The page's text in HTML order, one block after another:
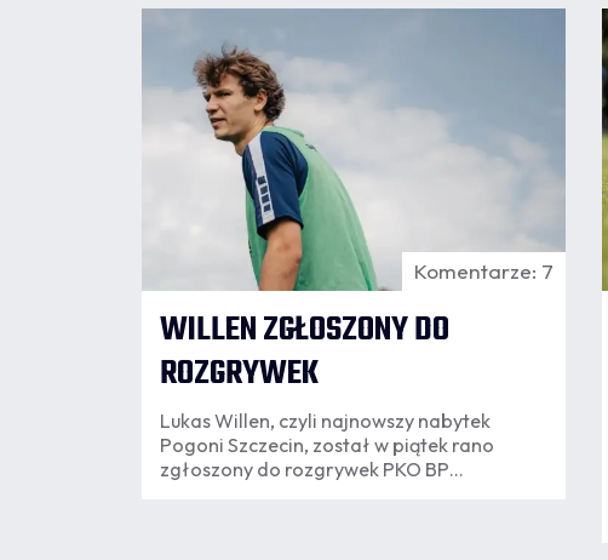
Komentarze: 7
WILLEN ZGŁOSZONY DO
ROZGRYWEK
Lukas Willen, czyli najnowszy nabytek
Pogoni Szczecin, został w piątek rano
zgłoszony do rozgrywek PKO BP